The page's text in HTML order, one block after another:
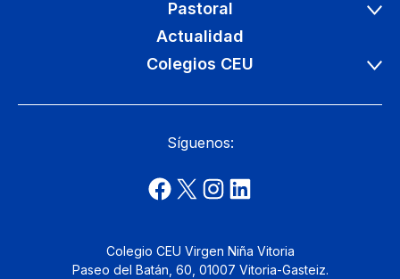
Pastoral
Actualidad
Colegios CEU
Síguenos:
Colegio CEU Virgen Niña Vitoria
Paseo del Batán, 60, 01007 Vitoria-Gasteiz.